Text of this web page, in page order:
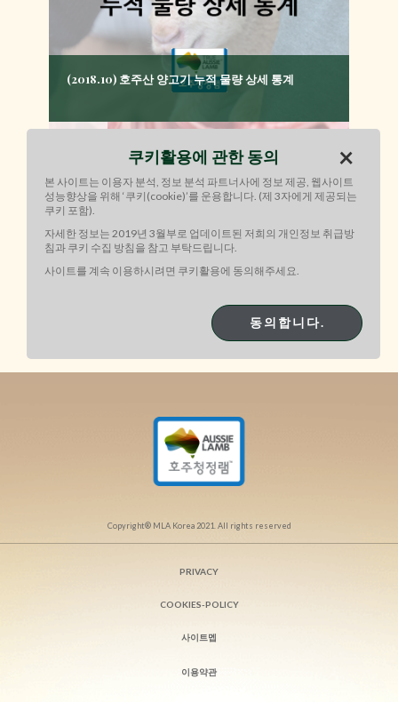
(2018.10) 호주산 양고기 누적 물량 상세 통계
(2018.10) 호주산 양고기 한국 수출 통계
Copyright® MLA Korea 2021. All rights reserved
PRIVACY
COOKIES-POLICY
사이트멥
이용약관
쿠키활용에 관한 동의 ×
본 사이트는 이용자 분석, 정보 분석 파트너사에 정보 제공, 웹사이트
성능향상을 위해 ‘쿠키(cookie)’를 운용합니다. (제 3자에게 제공되는
쿠키 포함).
자세한 정보는 2019년 3월부로 업데이트된 저희의 개인정보 취급방
침과 쿠키 수집 방침을 참고 부탁드립니다.
사이트를 계속 이용하시려면 쿠키활용에 동의해주세요.
동의합니다.